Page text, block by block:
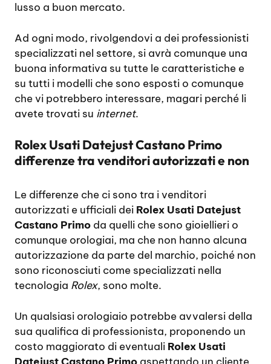
lusso a buon mercato.
Ad ogni modo, rivolgendovi a dei professionisti
specializzati nel settore, si avrà comunque una
buona informativa su tutte le caratteristiche e
su tutti i modelli che sono esposti o comunque
che vi potrebbero interessare, magari perché li
avete trovati su internet.
Rolex Usati Datejust Castano Primo
differenze tra venditori autorizzati e non
Le differenze che ci sono tra i venditori
autorizzati e ufficiali dei Rolex Usati Datejust
Castano Primo da quelli che sono gioiellieri o
comunque orologiai, ma che non hanno alcuna
autorizzazione da parte del marchio, poiché non
sono riconosciuti come specializzati nella
tecnologia Rolex, sono molte.
Un qualsiasi orologiaio potrebbe avvalersi della
sua qualifica di professionista, proponendo un
costo maggiorato di eventuali Rolex Usati